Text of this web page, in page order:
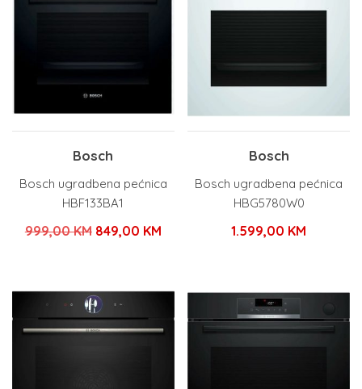
Bosch
Bosch ugradbena pećnica
HBF133BA1
999,00KM Izvorna
je:
999,00 KM.
849,00 KMTrenutna
Bosch
Bosch ugradbena pećnica
HBG5780W0
1.599,00 KM